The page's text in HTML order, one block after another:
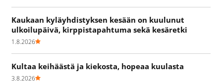
Kaukaan kyläyhdistyksen kesään on kuulunut
ulkoilupäivä, kirppistapahtuma sekä kesäretki
1.8.2026
Kultaa keihäästä ja kiekosta, hopeaa kuulasta
3.8.2026